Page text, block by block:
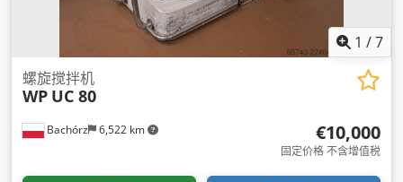
1 /7
Bachórz 6,522 km
螺旋搅拌机
WP UC 80
€10,000
固定价格 不含增值税